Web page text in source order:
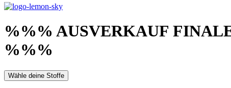
%%% AUSVERKAUF
%%%
Wähle deine Stoffe